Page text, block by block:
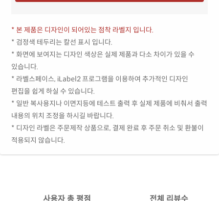
* 본 제품은 디자인이 되어있는 점착 라벨지 입니다.
* 검정색 테두리는 칼선 표시 입니다.
* 화면에 보여지는 디자인 색상은 실제 제품과 다소 차이가 있을 수
있습니다.
* 라벨스페이스, iLabel2 프로그램을 이용하여 추가적인 디자인
편집을 쉽게 하실 수 있습니다.
* 일반 복사용지나 이면지등에 테스트 출력 후 실제 제품에 비춰서 출력
내용의 위치 조정을 하시길 바랍니다.
* 디자인 라벨은 주문제작 상품으로, 결제 완료 후 주문 취소 및 환불이
적용되지 않습니다.
사용자 총 평점 전체 리뷰수